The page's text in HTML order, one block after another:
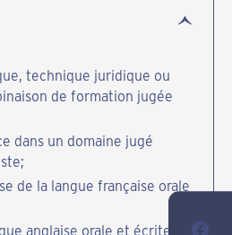
technique juridique ou
de formation jugée
dans un domaine jugé
de la langue française orale
anglaise orale et écrite